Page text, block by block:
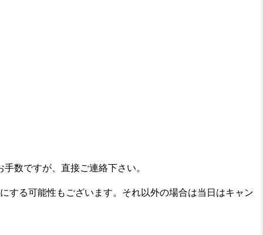
数ですが、直接ご連絡下さい。
する可能性もございます。それ以外の場合は当日はキャン